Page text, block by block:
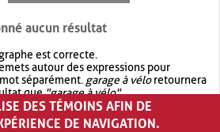
aucun résultat
est correcte.
autour des expressions pour
séparément. garage à véloretournera
que"garage à vélo".
recherche avec OR.garage OR vélo
de résultat quegarage à vélo
DES TÉMOINS AFIN DE
DE NAVIGATION.